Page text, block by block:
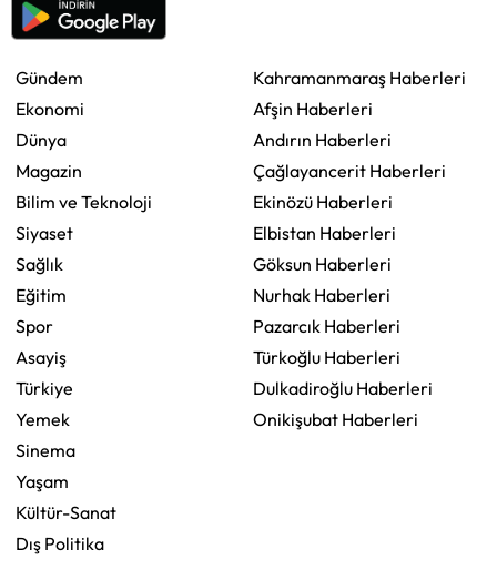
Gündem
Ekonomi
Dünya
Magazin
Bilim ve Teknoloji
Siyaset
Sağlık
Eğitim
Spor
Asayiş
Türkiye
Yemek
Sinema
Yaşam
Kültür-Sanat
Dış Politika
Kahramanmaraş Haberleri
Afşin Haberleri
Andırın Haberleri
Çağlayancerit Haberleri
Ekinözü Haberleri
Elbistan Haberleri
Göksun Haberleri
Nurhak Haberleri
Pazarcık Haberleri
Türkoğlu Haberleri
Dulkadiroğlu Haberleri
Onikişubat Haberleri